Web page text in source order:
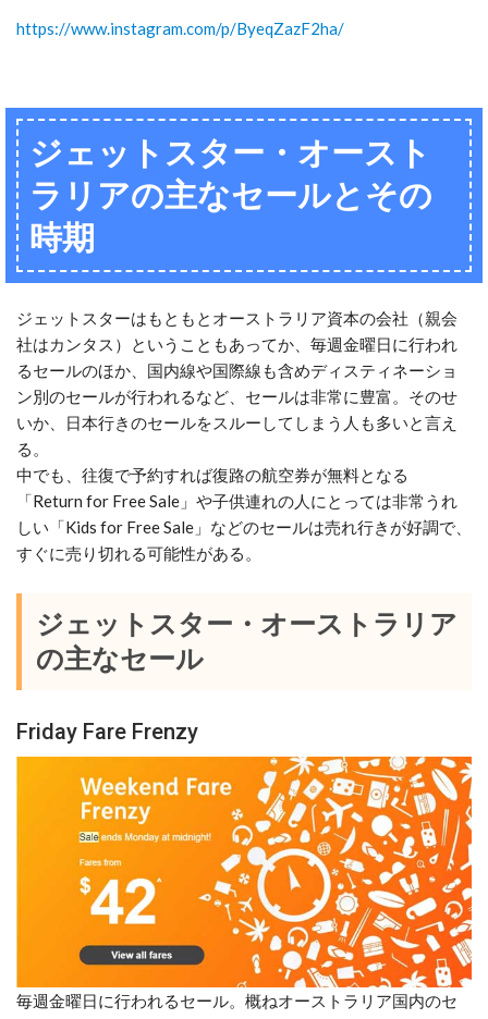
https://www.instagram.com/p/ByeqZazF2ha/
ジェットスター・オースト
ラリアの主なセールとその
時期
ジェットスターはもともとオーストラリア資本の会社（親会
社はカンタス）ということもあってか、毎週金曜日に行われ
るセールのほか、国内線や国際線も含めディスティネーショ
ン別のセールが行われるなど、セールは非常に豊富。そのせ
いか、日本行きのセールをスルーしてしまう人も多いと言え
る。
中でも、往復で予約すれば復路の航空券が無料となる
「Return for Free Sale」や子供連れの人にとっては非常うれ
しい「Kids for Free Sale」などのセールは売れ行きが好調で、
すぐに売り切れる可能性がある。
ジェットスター・オーストラリア
の主なセール
Friday Fare Frenzy
毎週金曜日に行われるセール。概ねオーストラリア国内のセ